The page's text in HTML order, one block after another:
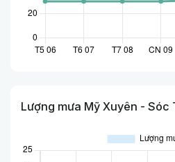
Lượng mưa Mỹ Xuyên - Sóc